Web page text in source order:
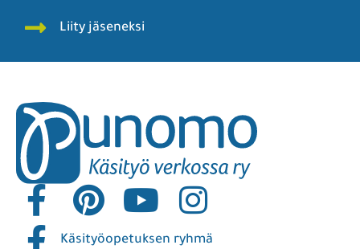
Liity jäseneksi
Käsityöopetuksen ryhmä